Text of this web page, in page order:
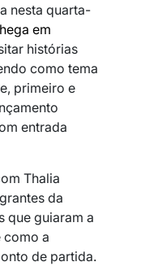
nesta quarta-
em
histórias
como tema
primeiro e
entrada
Thalia
da
que guiaram a
como a
de partida.